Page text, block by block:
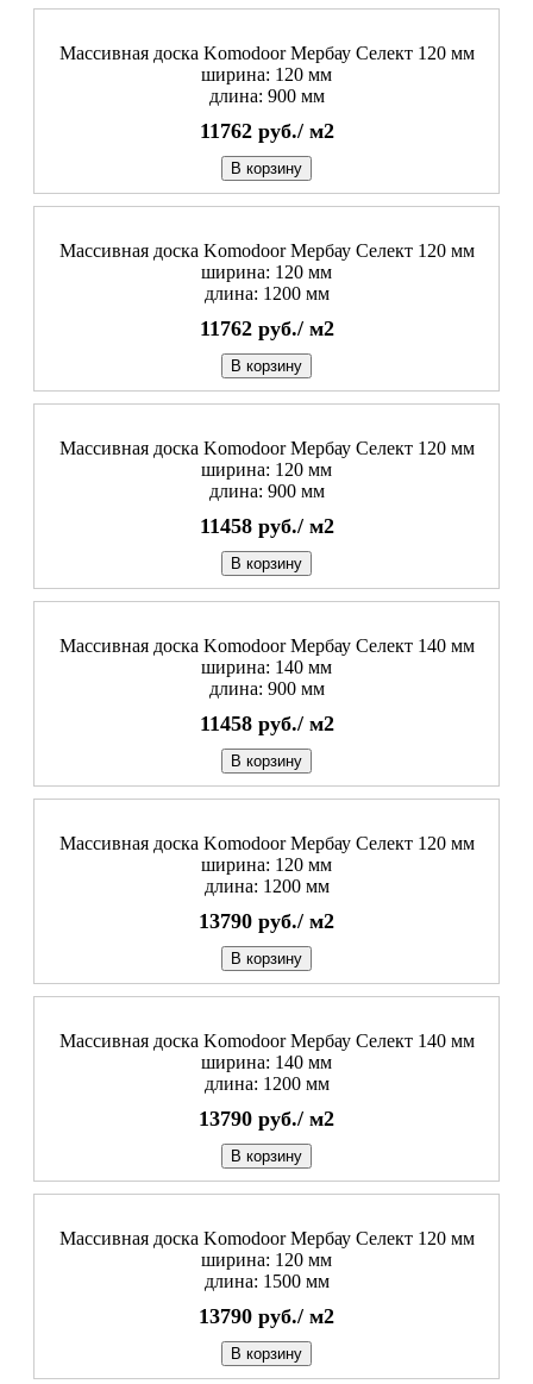
Массивная доска Komodoor Мербау Селект 120 мм
ширина: 120 мм
длина: 900 мм
11762 руб./ м2
В корзину
Массивная доска Komodoor Мербау Селект 120 мм
ширина: 120 мм
длина: 1200 мм
11762 руб./ м2
В корзину
Массивная доска Komodoor Мербау Селект 120 мм
ширина: 120 мм
длина: 900 мм
11458 руб./ м2
В корзину
Массивная доска Komodoor Мербау Селект 140 мм
ширина: 140 мм
длина: 900 мм
11458 руб./ м2
В корзину
Массивная доска Komodoor Мербау Селект 120 мм
ширина: 120 мм
длина: 1200 мм
13790 руб./ м2
В корзину
Массивная доска Komodoor Мербау Селект 140 мм
ширина: 140 мм
длина: 1200 мм
13790 руб./ м2
В корзину
Массивная доска Komodoor Мербау Селект 120 мм
ширина: 120 мм
длина: 1500 мм
13790 руб./ м2
В корзину